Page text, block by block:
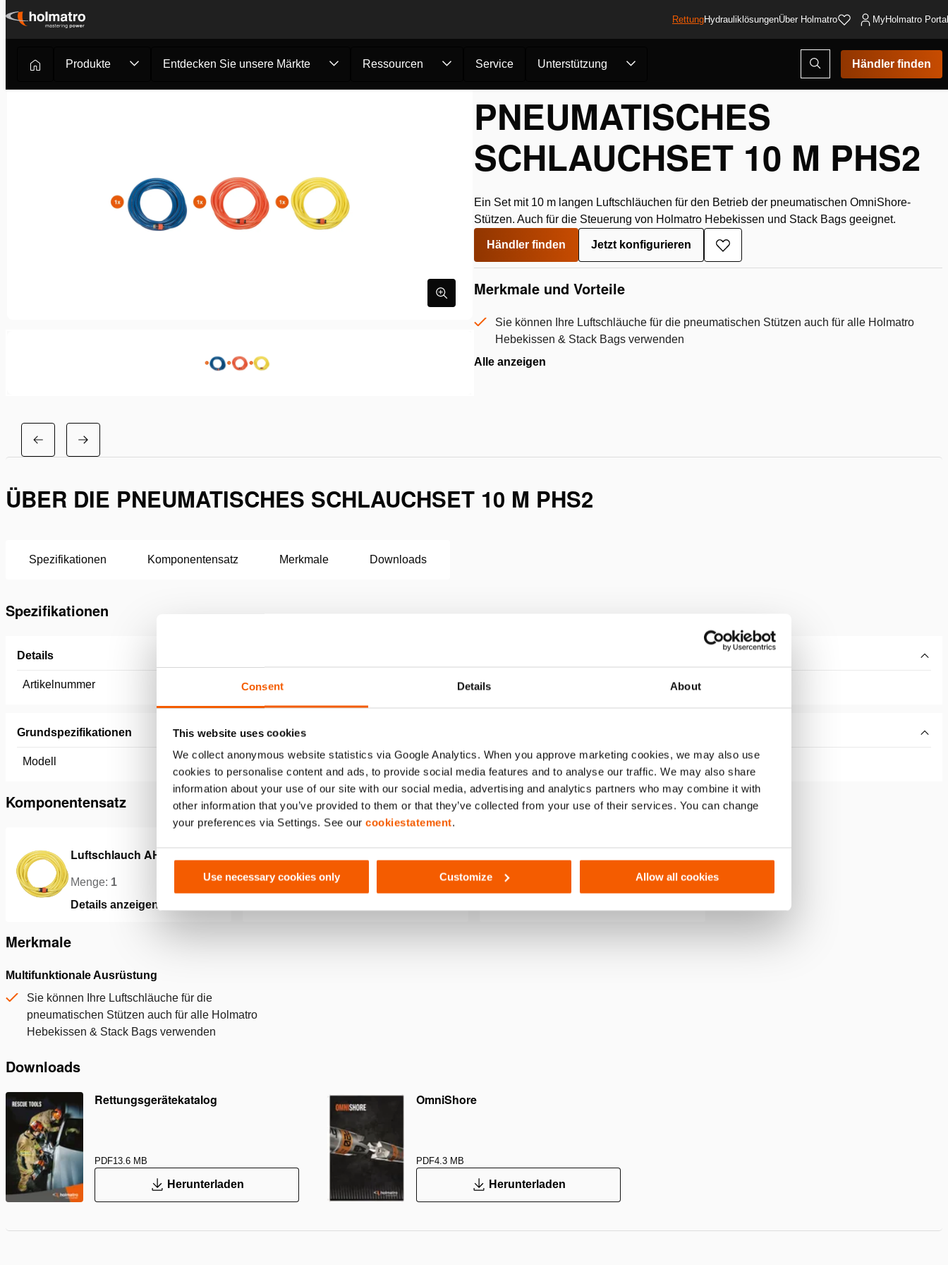
Consent Details About
This website uses cookies
We collect anonymous website statistics via Google Analytics. When you approve marketing cookies, we may also use
cookies to personalise content and ads, to provide social media features and to analyse our traffic. We may also share
information about your use of our site with our social media, advertising and analytics partners who may combine it with
other information that you’ve provided to them or that they’ve collected from your use of their services. You can change
your preferences via Settings. See our cookiestatement.
Use necessary cookies only Customize Allow all cookies
Zum
springen
RettungHydrauliklösungenÜber Holmatro MyHolmatro
Produkte Entdecken Sie unsere Märkte Ressourcen Service Unterstützung
Suchmodus
öffnen
Händler finden
Rettungsgeräte Feuerwehr und Rettungsdienst OmniShore / Pneumatische Antriebselemente /Pneumatisches Sch...
PNEUMATISCHES
SCHLAUCHSET 10 M PHS2
Ein Set mit 10 m langen Luftschläuchen für den Betrieb der pneumatischen OmniShore-
Stützen. Auch für die Steuerung von Holmatro Hebekissen und Stack Bags geeignet.
Händler finden Jetzt konfigurieren
Zur
Wunschliste
Merkmale und Vorteile
Sie können Ihre Luftschläuche für die pneumatischen Stützen auch für alle Holmatro
Hebekissen & Stack Bags verwenden
Alle anzeigen
ÜBER DIE PNEUMATISCHES SCHLAUCHSET 10 M PHS2
Spezifikationen Komponentensatz Merkmale Downloads
Spezifikationen
Details
Artikelnummer 151.004.167
Grundspezifikationen
Modell PHS2
Komponentensatz
Luftschlauch AH 10 Y
Menge: 1
Details anzeigen
Menge:
Merkmale
Multifunktionale Ausrüstung
Sie können Ihre Luftschläuche für die
pneumatischen Stützen auch für alle Holmatro
Hebekissen & Stack Bags verwenden
Downloads
Rettungsgerätekatalog
PDF13.6 MB
Herunterladen
OmniShore
PDF4.3 MB
Herunterladen